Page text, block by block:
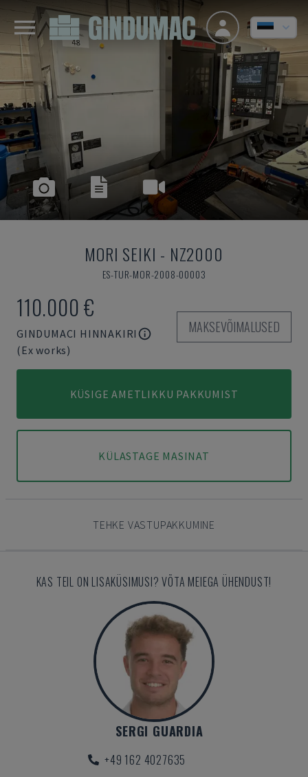
MORI SEIKI - NZ2000
ES-TUR-MOR-2008-00003
110.000 €
GINDUMACI HINNAKIRI
(Ex works)
MAKSEVÕIMALUSED
KÜSIGE AMETLIKKU PAKKUMIST
KÜLASTAGE MASINAT
TEHKE VASTUPAKKUMINE
KAS TEIL ON LISAKÜSIMUSI? VÕTA MEIEGA ÜHENDUST!
SERGI GUARDIA
+49 162 4027635